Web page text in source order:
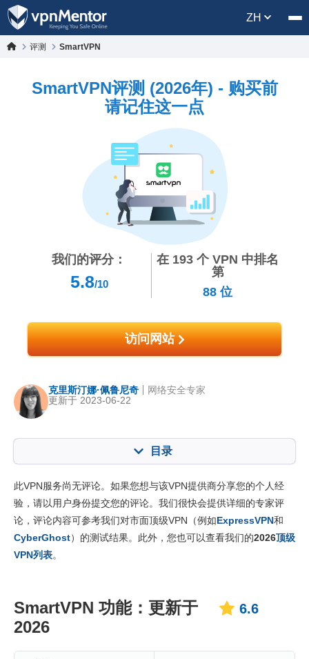
ZH
评测 SmartVPN
SmartVPN评测 (2026年) - 购买前
请记住这一点
我们的评分：
5.8/10
在 193 个 VPN 中排名
第
88位
访问网站
克里斯汀娜·佩鲁尼奇
更新于 2023-06-22
网络安全专家
目录
核心功能 6.6
安装与应用程序 6.8
定价
此VPN服务尚无评论。如果您想与该VPN提供商分享您的个人经
验，请以用户身份提交您的评论。我们很快会提供详细的专家评
论，评论内容可参考我们对市面顶级VPN（例如ExpressVPN和
CyberGhost）的测试结果。此外，您也可以查看我们的2026顶级
VPN列表。
SmartVPN 功能：更新于
2026
6.6